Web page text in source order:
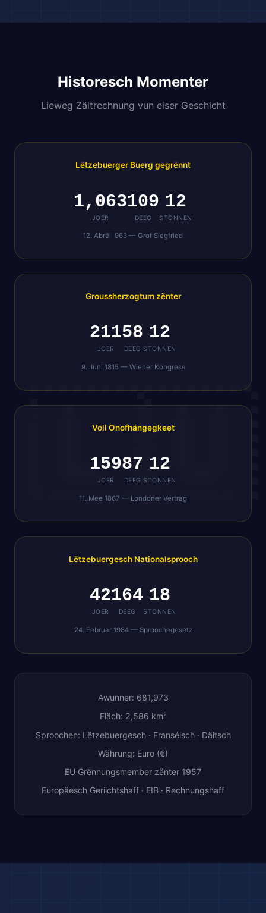
🌍
Historesch Momenter
Lieweg Zäitrechnung vun eiser Geschicht
Lëtzebuerger Buerg gegrënnt
1,063
JOER
109
DEEG
12
STONNEN
12. Abrëll 963 — Grof Siegfried
Groussherzogtum zënter
211
JOER
58
DEEG
12
STONNEN
9. Juni 1815 — Wiener Kongress
Voll Onofhängegkeet
159
JOER
87
DEEG
12
STONNEN
11. Mee 1867 — Londoner Vertrag
Lëtzebuergesch Nationalsprooch
42
JOER
164
DEEG
18
STONNEN
24. Februar 1984 — Sproochegesetz
Awunner: 681,973
Fläch: 2,586 km²
Sproochen: Lëtzebuergesch · Franséisch · Däitsch
Währung: Euro (€)
EU Grënnungsmember zënter 1957
Europäesch Geriichtshaff · EIB · Rechnungshaff